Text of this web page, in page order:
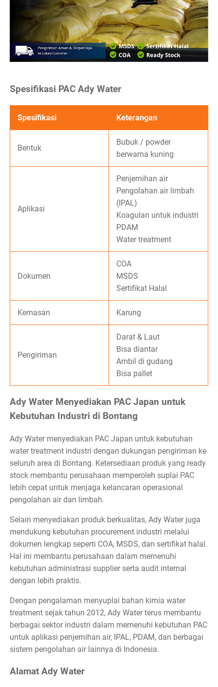
Spesifikasi PAC Ady Water
Spesifikasi Keterangan
Bentuk
Bubuk / powder
berwarna kuning
Aplikasi
Penjernihan air
Pengolahan air limbah
(IPAL)
Koagulan untuk industri
PDAM
Water treatment
Dokumen
COA
MSDS
Sertifikat Halal
Kemasan Karung
Pengiriman
Darat & Laut
Bisa diantar
Ambil di gudang
Bisa pallet
Ady Water Menyediakan PAC Japan untuk
Kebutuhan Industri di Bontang
Ady Water menyediakan PAC Japan untuk kebutuhan
water treatment industri dengan dukungan pengiriman ke
seluruh area di Bontang. Ketersediaan produk yang ready
stock membantu perusahaan memperoleh suplai PAC
lebih cepat untuk menjaga kelancaran operasional
pengolahan air dan limbah.
Selain menyediakan produk berkualitas, Ady Water juga
mendukung kebutuhan procurement industri melalui
dokumen lengkap seperti COA, MSDS, dan sertifikat halal.
Hal ini membantu perusahaan dalam memenuhi
kebutuhan administrasi supplier serta audit internal
dengan lebih praktis.
Dengan pengalaman menyuplai bahan kimia water
treatment sejak tahun 2012, Ady Water terus membantu
berbagai sektor industri dalam memenuhi kebutuhan PAC
untuk aplikasi penjernihan air, IPAL, PDAM, dan berbagai
sistem pengolahan air lainnya di Indonesia.
Alamat Ady Water